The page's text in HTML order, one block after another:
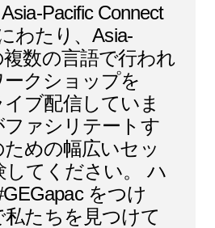
Pacific Connect
わたり、Asia-
複数の言語で行われ
ークショップを
イブ配信していま
ァシリテートす
めの幅広いセッ
してください。 ハ
をつけ
私たちを見つけて